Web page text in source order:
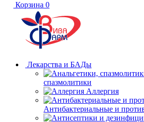
Корзина 0
Лекарства и БАДы
спазмолитики
Аллергия
Антибактериальные и